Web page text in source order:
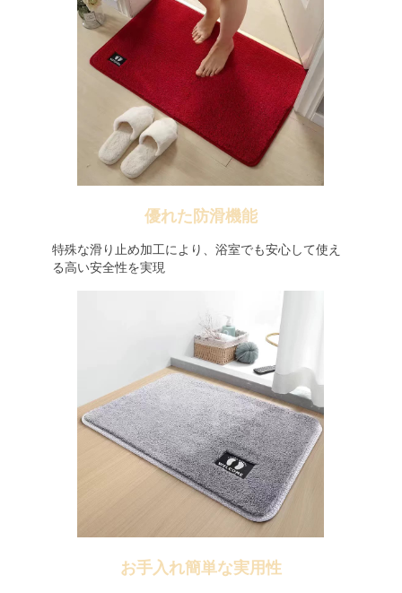
優れた防滑機能
特殊な滑り止め加工により、浴室でも安心して使え
る高い安全性を実現
お手入れ簡単な実用性